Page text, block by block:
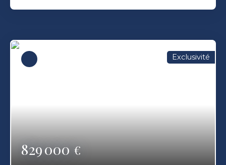
829 000€
Exclusivité